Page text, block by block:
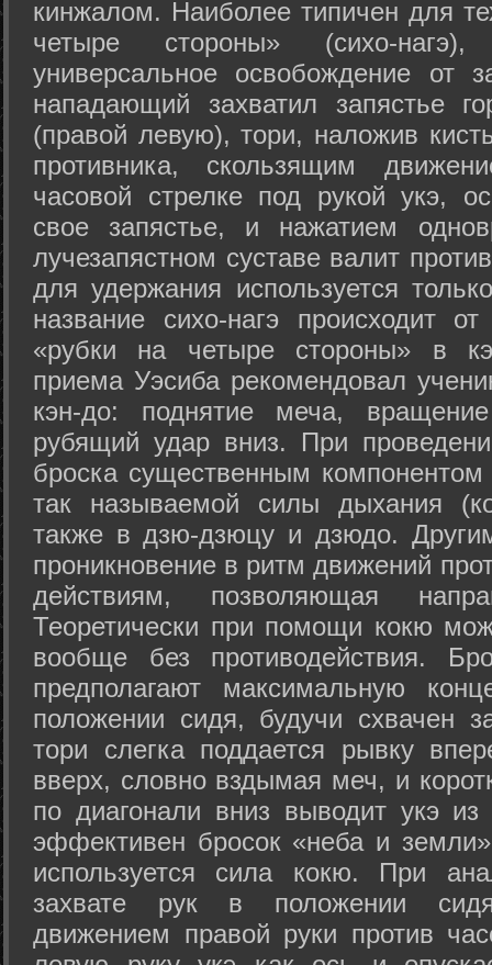
кинжалом. Наиболее типичен для
четыре стороны» (сихо-
универсальное освобождение от
нападающий захватил запястье
(правой левую), тори, наложив
противника, скользящим
часовой стрелке под рукой укэ,
свое запястье, и нажатием
лучезапястном суставе валит
для удержания используется
название сихо-нагэ происходит
«рубки на четыре стороны» в
приема Уэсиба рекомендовал
кэн-до: поднятие меча,
рубящий удар вниз. При
броска существенным компонентом
так называемой силы дыхания
также в дзю-дзюцу и дзюдо.
проникновение в ритм движений
действиям, позволяющая
Теоретически при помощи кокю
вообще без противодействия.
предполагают максимальную
положении сидя, будучи схвачен
тори слегка поддается рывку
вверх, словно вздымая меч, и
по диагонали вниз выводит укэ
эффективен бросок «неба и
используется сила кокю. При
захвате рук в положении
движением правой руки против